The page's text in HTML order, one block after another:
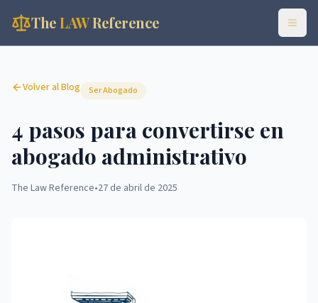
TheLAWReference
Volver al Blog Ser Abogado
4 pasos para convertirse en
abogado administrativo
The Law Reference•27 de abril de 2025